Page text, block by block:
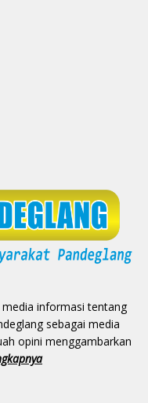
media informasi tentang
sebagai media
opini menggambarkan